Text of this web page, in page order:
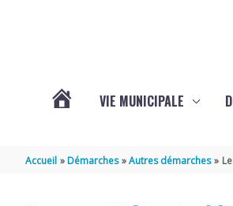
VIE MUNICIPALE
Accueil Démarches Autres démarches